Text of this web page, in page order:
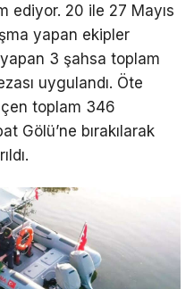
ediyor. 20 ile 27 Mayıs
yapan ekipler
yapan 3 şahsa toplam
uygulandı. Öte
toplam 346
Gölü’ne bırakılarak